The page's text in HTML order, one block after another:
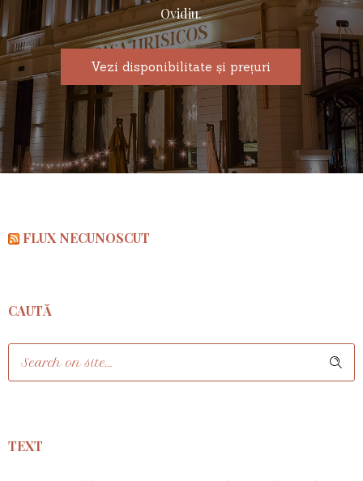
Vezi disponibilitate și prețuri
Ovidiu.
FLUX NECUNOSCUT
CAUTĂ
TEXT